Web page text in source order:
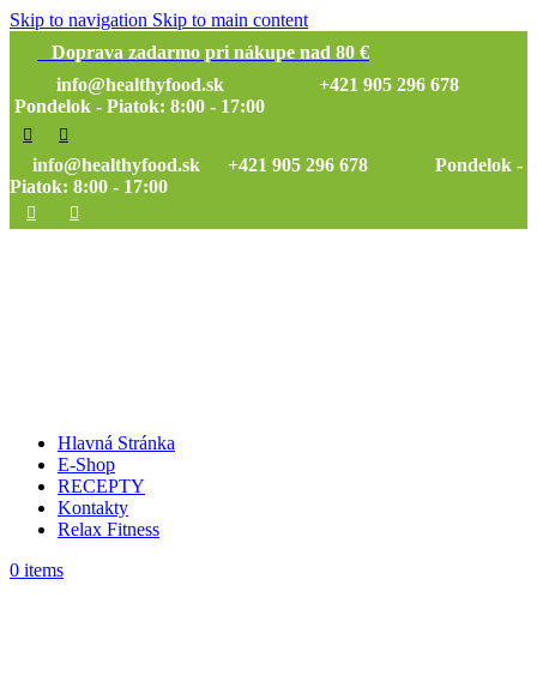
Skip to navigation Skip to main content
Doprava zadarmo pri nákupe nad 80 €
info@healthyfood.sk
+421 905 296 678
Pondelok - Piatok: 8:00 - 17:00
info@healthyfood.sk
+421 905 296 678 Pondelok -
Piatok: 8:00 - 17:00
Hlavná Stránka
E-Shop
RECEPTY
Kontakty
Relax Fitness
0 items